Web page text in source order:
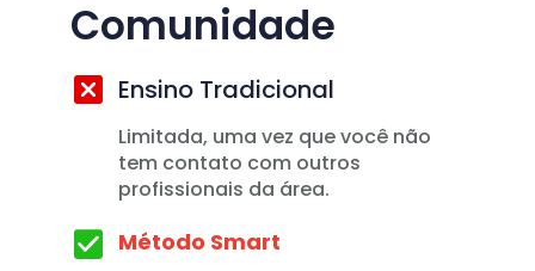
Ensino Tradicional
Método Smart
Limitada, uma vez que você não
tem contato com outros
profissionais da área.
Comunidade